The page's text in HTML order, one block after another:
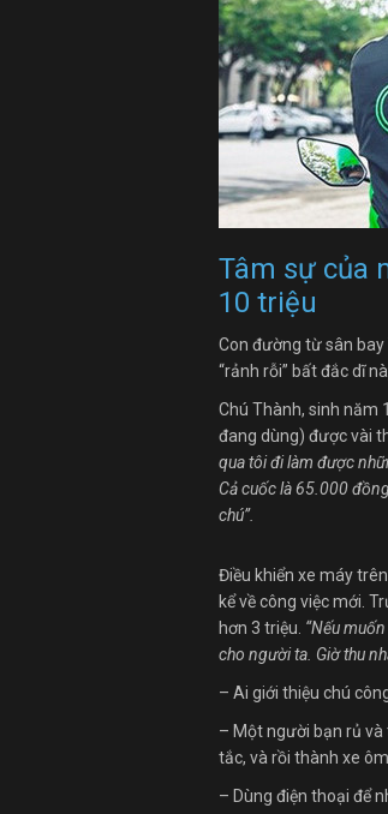
Tâm sự của
10 triệu
Con đường từ sân
“rảnh rỗi” bất đắc dĩ
Chú Thành, sinh năm
đang dùng) được vài
qua tôi đi làm được
Cả cuốc là 65.000
chú”.
Điều khiển xe máy
kể về công việc mới.
hơn 3 triệu. “Nếu
cho người ta. Giờ thu
– Ai giới thiệu chú
– Một người bạn rủ và
tắc, và rồi thành xe
– Dùng điện thoại để